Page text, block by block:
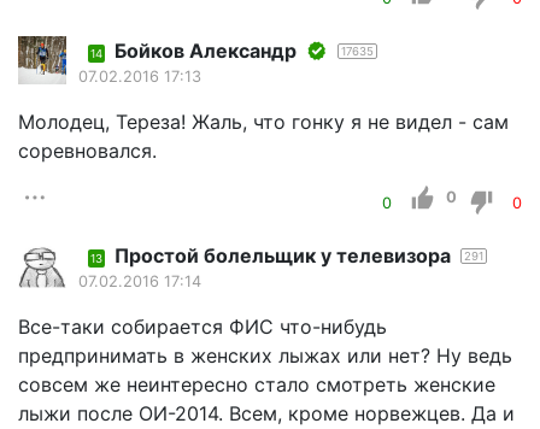
14 Бойков Александр 17635
07.02.2016 17:13
Молодец, Тереза! Жаль, что гонку я не видел - сам
соревновался.
0 0 0
13 Простой болельщик у телевизора 291
07.02.2016 17:14
Все-таки собирается ФИС что-нибудь
предпринимать в женских лыжах или нет? Ну ведь
совсем же неинтересно стало смотреть женские
лыжи после ОИ-2014. Всем, кроме норвежцев. Да и